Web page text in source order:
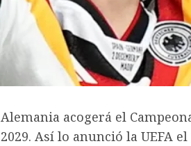
Alemania acogerá el
2029. Así lo anunció la UEFA